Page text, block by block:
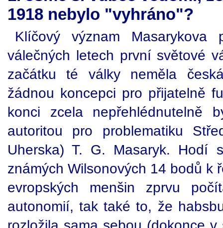
1918 nebylo "vyhráno"?
Klíčový význam
válečných letech první světové
začátku té války neměla
žádnou koncepci pro přijatelně
konci zcela nepřehlédnutelně
autoritou pro problematiku
Uherska) T. G. Masaryk. Hodí
známých Wilsonových 14 bodů k
evropských menšin zprvu
autonomií, tak také to, že